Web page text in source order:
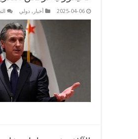
2025-04-06 أخبار , دولي